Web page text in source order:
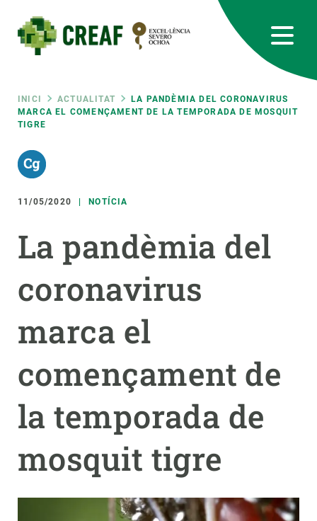
contingut
Fil
d'ariadna
INICI ACTUALITAT
LA PANDÈMIA DEL CORONAVIRUS
MARCA EL COMENÇAMENT DE LA TEMPORADA DE MOSQUIT
TIGRE
11/05/2020 NOTÍCIA
La pandèmia del
coronavirus
marca el
començament de
la temporada de
mosquit tigre
RRSS
Featured
responsive
Responsive
menu
RECERCA
CIÈNCIA EN ACCIÓ
NOTÍCIES I AGENDA